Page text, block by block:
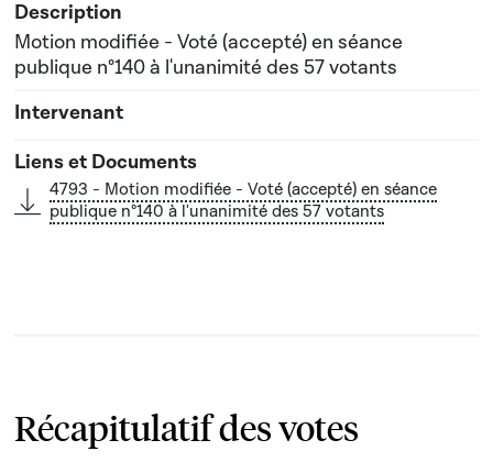
Motion modifiée - Voté (accepté) en séance
publique n°140 à l'unanimité des 57 votants
4793 - Motion modifiée - Voté (accepté) en séance
publique n°140 à l'unanimité des 57 votants
Récapitulatif des votes